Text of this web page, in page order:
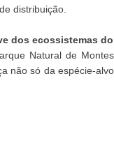
distribuição.
dos ecossistemas
Natural de
não só da espécie-